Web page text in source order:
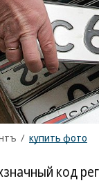
/ купить фото
код